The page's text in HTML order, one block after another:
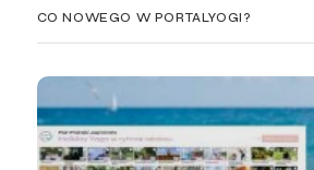
CO NOWEGO W PORTALYOGI?